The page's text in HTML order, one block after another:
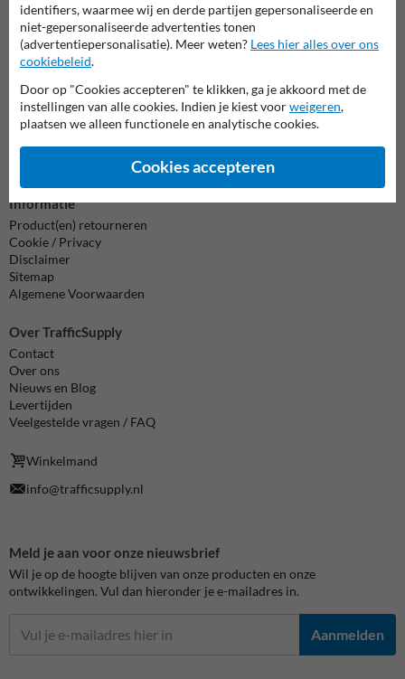
7920070.
Vragen? Stuur een e-mail naarinfo@trafficsupply.nl
formulier in en we reageren zo spoedig mogelijk.
info@trafficsupply.nl
Informatie
Product(en) retourneren
Cookie / Privacy
Disclaimer
Sitemap
Algemene Voorwaarden
Over TrafficSupply
Contact
Over ons
Nieuws en Blog
Levertijden
Veelgestelde vragen / FAQ
Winkelmand
info@trafficsupply.nl
Meld je aan voor onze nieuwsbrief
Wil je op de hoogte blijven van onze producten en onze
ontwikkelingen. Vul dan hieronder je e-mailadres in.
Aanmelden
identifiers, waarmee wij en derde partijen gepersonaliseerde en
niet-gepersonaliseerde advertenties tonen
(advertentiepersonalisatie). Meer weten? Lees hier alles over ons
cookiebeleid.
Door op "Cookies accepteren" te klikken, ga je akkoord met de
instellingen van alle cookies. Indien je kiest voorweigeren,
plaatsen we alleen functionele en analytische cookies.
Cookies accepteren